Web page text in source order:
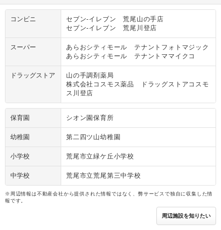
コンビニ
セブン‐イレブン 荒尾山の手店
セブン‐イレブン 荒尾川登店
スーパー
あらおシティモール テナントフォトマジック
あらおシティモール テナントママイクコ
ドラッグストア
山の手調剤薬局
株式会社コスモス薬品 ドラッグストアコスモ
ス川登店
保育園 シオン園保育所
幼稚園 第二四ツ山幼稚園
小学校 荒尾市立緑ケ丘小学校
中学校 荒尾市立荒尾第三中学校
※周辺情報は不動産会社から提供された情報ではなく、弊サービスで独自に収集した情
報です。
周辺施設を知りたい